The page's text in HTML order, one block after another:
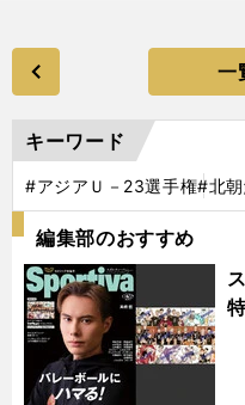
一
キーワード
#アジアＵ－23選手権#北
編集部のおすすめ